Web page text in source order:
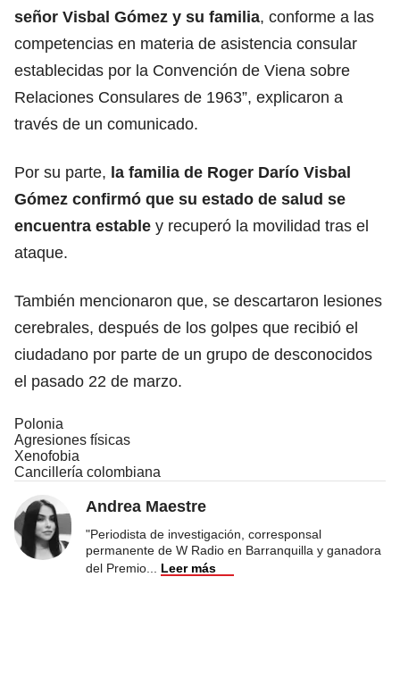
señor Visbal Gómez y su familia, conforme a las
competencias en materia de asistencia consular
establecidas por la Convención de Viena sobre
Relaciones Consulares de 1963”, explicaron a
través de un comunicado.
Por su parte, la familia de Roger Darío Visbal
Gómez confirmó que su estado de salud se
encuentra estable y recuperó la movilidad tras el
ataque.
También mencionaron que, se descartaron lesiones
cerebrales, después de los golpes que recibió el
ciudadano por parte de un grupo de desconocidos
el pasado 22 de marzo.
Polonia
Agresiones físicas
Xenofobia
Cancillería colombiana
Andrea Maestre
"Periodista de investigación, corresponsal
permanente de W Radio en Barranquilla y ganadora
del Premio
Leer más